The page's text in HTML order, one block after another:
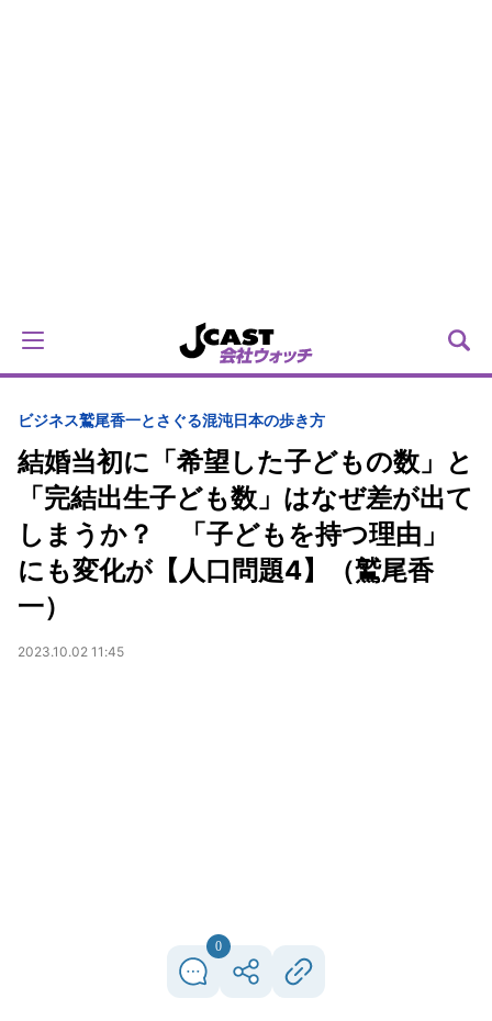
ビジネス鷲尾香一とさぐる混沌日本の歩き方
結婚当初に「希望した子どもの数」と
「完結出生子ども数」はなぜ差が出て
しまうか？ 「子どもを持つ理由」
にも変化が【人口問題4】（鷲尾香
一）
2023.10.02 11:45
0